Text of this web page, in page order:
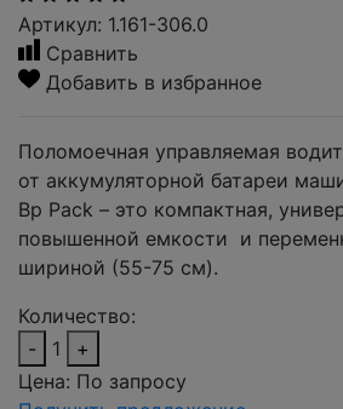
Артикул: 1.161-306.0
Сравнить
Добавить в избранное
Поломоечная управляемая
от аккумуляторной батареи
Bp Pack – это компактная,
повышенной емкости и
шириной (55-75 см).
Количество:
-
1
+
Цена: По запросу